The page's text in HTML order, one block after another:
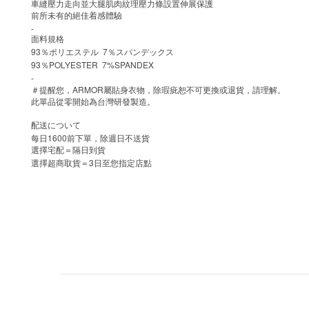
車縫壓力走向並大腿肌肉紋理壓力條設置伸展保護
前所未有的絕佳着感體驗
-
面料規格
93 ％ポリエステル 7％スパンデックス
93 ％ POLYESTER 7%SPANDEX
-
＃提醒您， ARMOR屬貼身衣物，除瑕疵恕不可更換或退貨，請理解。
此單品從零開始為台灣研發製造。
配送について
每日 1600前下單，除週日不送貨
選擇宅配＝隔日到貨
選擇超商取貨＝ 3 日至您指定店點